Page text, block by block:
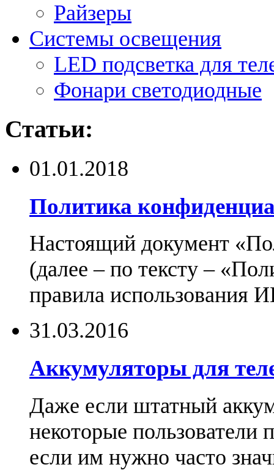
Райзеры
Системы освещения
LED подсветка для
Фонари светодиодные
Статьи:
01.01.2018
Политика
Настоящий документ
(далее – по тексту –
правила использования
31.03.2016
Аккумуляторы для
Даже если штатный
некоторые пользователи
если им нужно часто